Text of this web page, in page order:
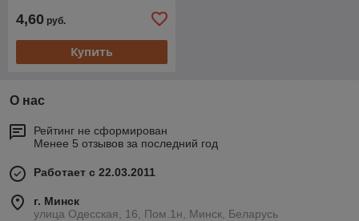
4,60 руб.
Купить
О нас
Рейтинг не сформирован
Менее 5 отзывов за последний год
Работает с 22.03.2011
г. Минск
улица Одесская, 16, Пом.1н, Минск, Беларусь